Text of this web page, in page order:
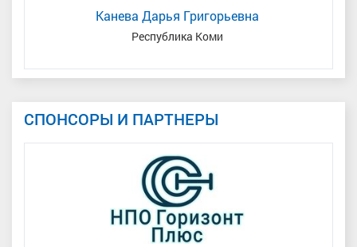
Канева Дарья Григорьевна
Республика Коми
СПОНСОРЫ И ПАРТНЕРЫ